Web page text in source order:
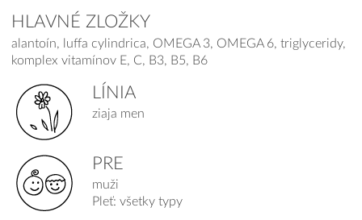
HLAVNÉ ZLOŽKY
alantoín, luffa cylindrica, OMEGA 3, OMEGA 6, triglyceridy,
komplex vitamínov E, C, B3, B5, B6
LÍNIA
ziaja men
PRE
muži
Pleť: všetky typy